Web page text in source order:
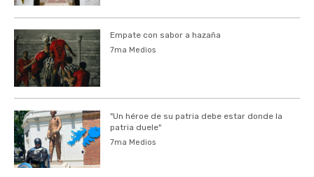
Empate con sabor a hazaña
7ma Medios
"Un héroe de su patria debe estar donde la
patria duele"
7ma Medios